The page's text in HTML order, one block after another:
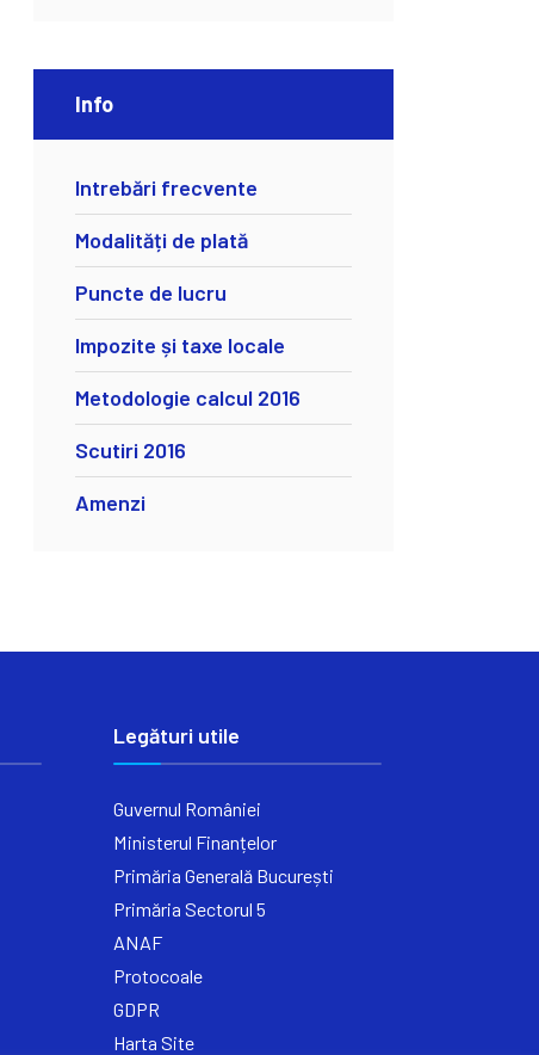
Info
Intrebări frecvente
Modalități de plată
Puncte de lucru
Impozite și taxe locale
Metodologie calcul 2016
Scutiri 2016
Amenzi
Legături utile
Guvernul României
Ministerul Finanțelor
Primăria Generală București
Primăria Sectorul 5
ANAF
Protocoale
GDPR
Harta Site